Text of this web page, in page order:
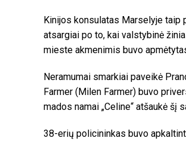
Kinijos konsulatas Marselyje
atsargiai po to, kai valstybinė
mieste akmenimis buvo
Neramumai smarkiai paveikė
Farmer (Milen Farmer) buvo
mados namai „Celine“ atšaukė šį
38-erių policininkas buvo